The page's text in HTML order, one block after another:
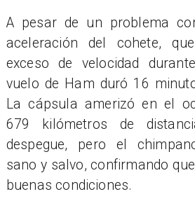
A pesar de un problema
aceleración del cohete,
exceso de velocidad
vuelo de Ham duró 16
La cápsula amerizó en el
679 kilómetros de
despegue, pero el
sano y salvo, confirmando
buenas condiciones.